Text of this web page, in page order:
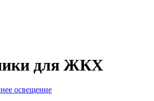
для ЖКХ
освещение